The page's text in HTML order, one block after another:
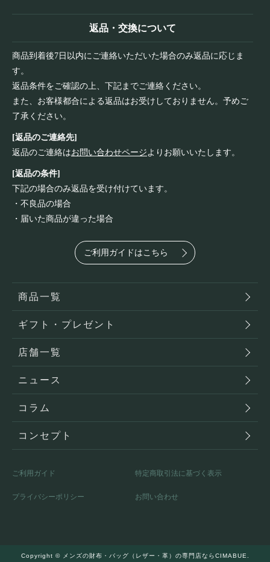
返品・交換について
商品到着後7日以内にご連絡いただいた場合のみ返品に応じま
す。
返品条件をご確認の上、下記までご連絡ください。
また、お客様都合による返品はお受けしておりません。予めご
了承ください。
[返品のご連絡先]
返品のご連絡はお問い合わせページよりお願いいたします。
[返品の条件]
下記の場合のみ返品を受け付けています。
・不良品の場合
・届いた商品が違った場合
ご利用ガイドはこちら
商品一覧
ギフト・プレゼント
店舗一覧
ニュース
コラム
コンセプト
ご利用ガイド 特定商取引法に基づく表示
プライバシーポリシー お問い合わせ
Copyright © メンズの財布・バッグ（レザー・革）の専門店ならCIMABUE.